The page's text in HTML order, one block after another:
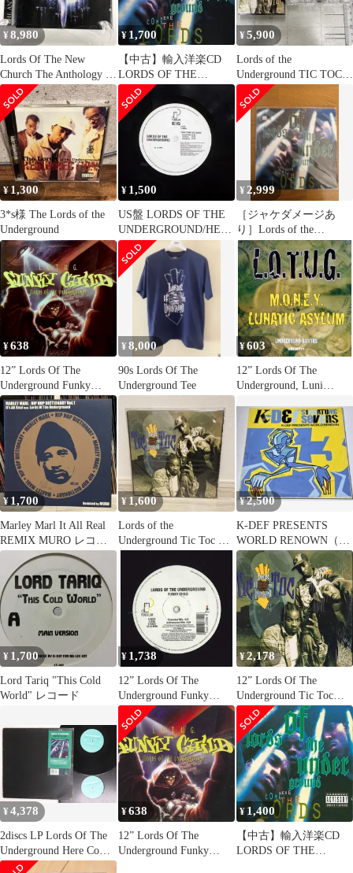
¥8,980
Lords Of The New
Church The Anthology 美
品
¥ 1,700
【中古】輸入洋楽CD
LORDS OF THE
UNDERGROUND /
HERE COME THE
LORDS[輸入盤]
¥5,900
Lords of the
Underground TIC TOC
カセットテープ
¥ 1,300
3*s様 The Lords of the
Underground
¥ 1,500
US盤 LORDS OF THE
UNDERGROUND/HERE
COME THE
LORDS/PENDULUM
Y58065 12
¥2,999
［ジャケダメージあ
り］Lords of the
Underground 2LP
¥638
12” Lords Of The
Underground Funky
Child 066330
PENDULUM RECORDS
/00250
¥8,000
90s Lords Of The
Underground Tee
¥603
12” Lords Of The
Underground, Luni
Asylum UBLMT11
Undaground Buttas
/00250
¥ 1,700
Marley Marl It All Real
REMIX MURO レコー
ド
¥ 1,600
Lords of the
Underground Tic Toc レ
¥2,500
K-DEF PRESENTS
WORLD RENOWN（7
インチレコード）
¥ 1,700
Lord Tariq "This Cold
World" レコード
¥ 1,738
12” Lords Of The
Underground Funky
Child 066330
PENDULUM /00250
¥2,178
12” Lords Of The
Underground Tic Toc
Y58246 PENDULUM
/00250
¥4,378
2discs LP Lords Of The
Underground Here Come
The Lords 724382775713
¥638
12” Lords Of The
Underground Funky
¥ 1,400
【中古】輸入洋楽CD
LORDS OF THE